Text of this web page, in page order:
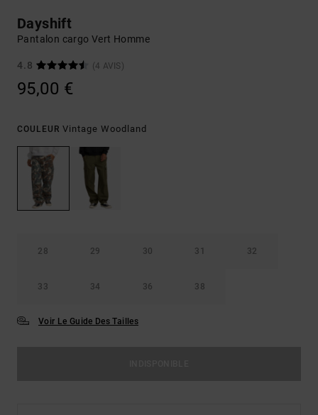
Dayshift
Pantalon cargo Vert Homme
4.8 (4 AVIS)
95,00 €
COULEUR Vintage Woodland
28 29 30 31 32
33 34 36 38
Voir Le Guide Des Tailles